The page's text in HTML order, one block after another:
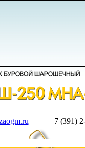
+7 (391)